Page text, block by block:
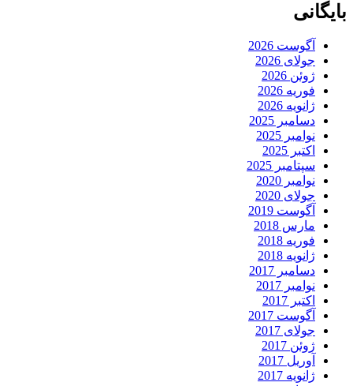
بایگانی
آگوست 2026
جولای 2026
ژوئن 2026
فوریه 2026
ژانویه 2026
دسامبر 2025
نوامبر 2025
اکتبر 2025
سپتامبر 2025
نوامبر 2020
جولای 2020
آگوست 2019
مارس 2018
فوریه 2018
ژانویه 2018
دسامبر 2017
نوامبر 2017
اکتبر 2017
آگوست 2017
جولای 2017
ژوئن 2017
آوریل 2017
ژانویه 2017